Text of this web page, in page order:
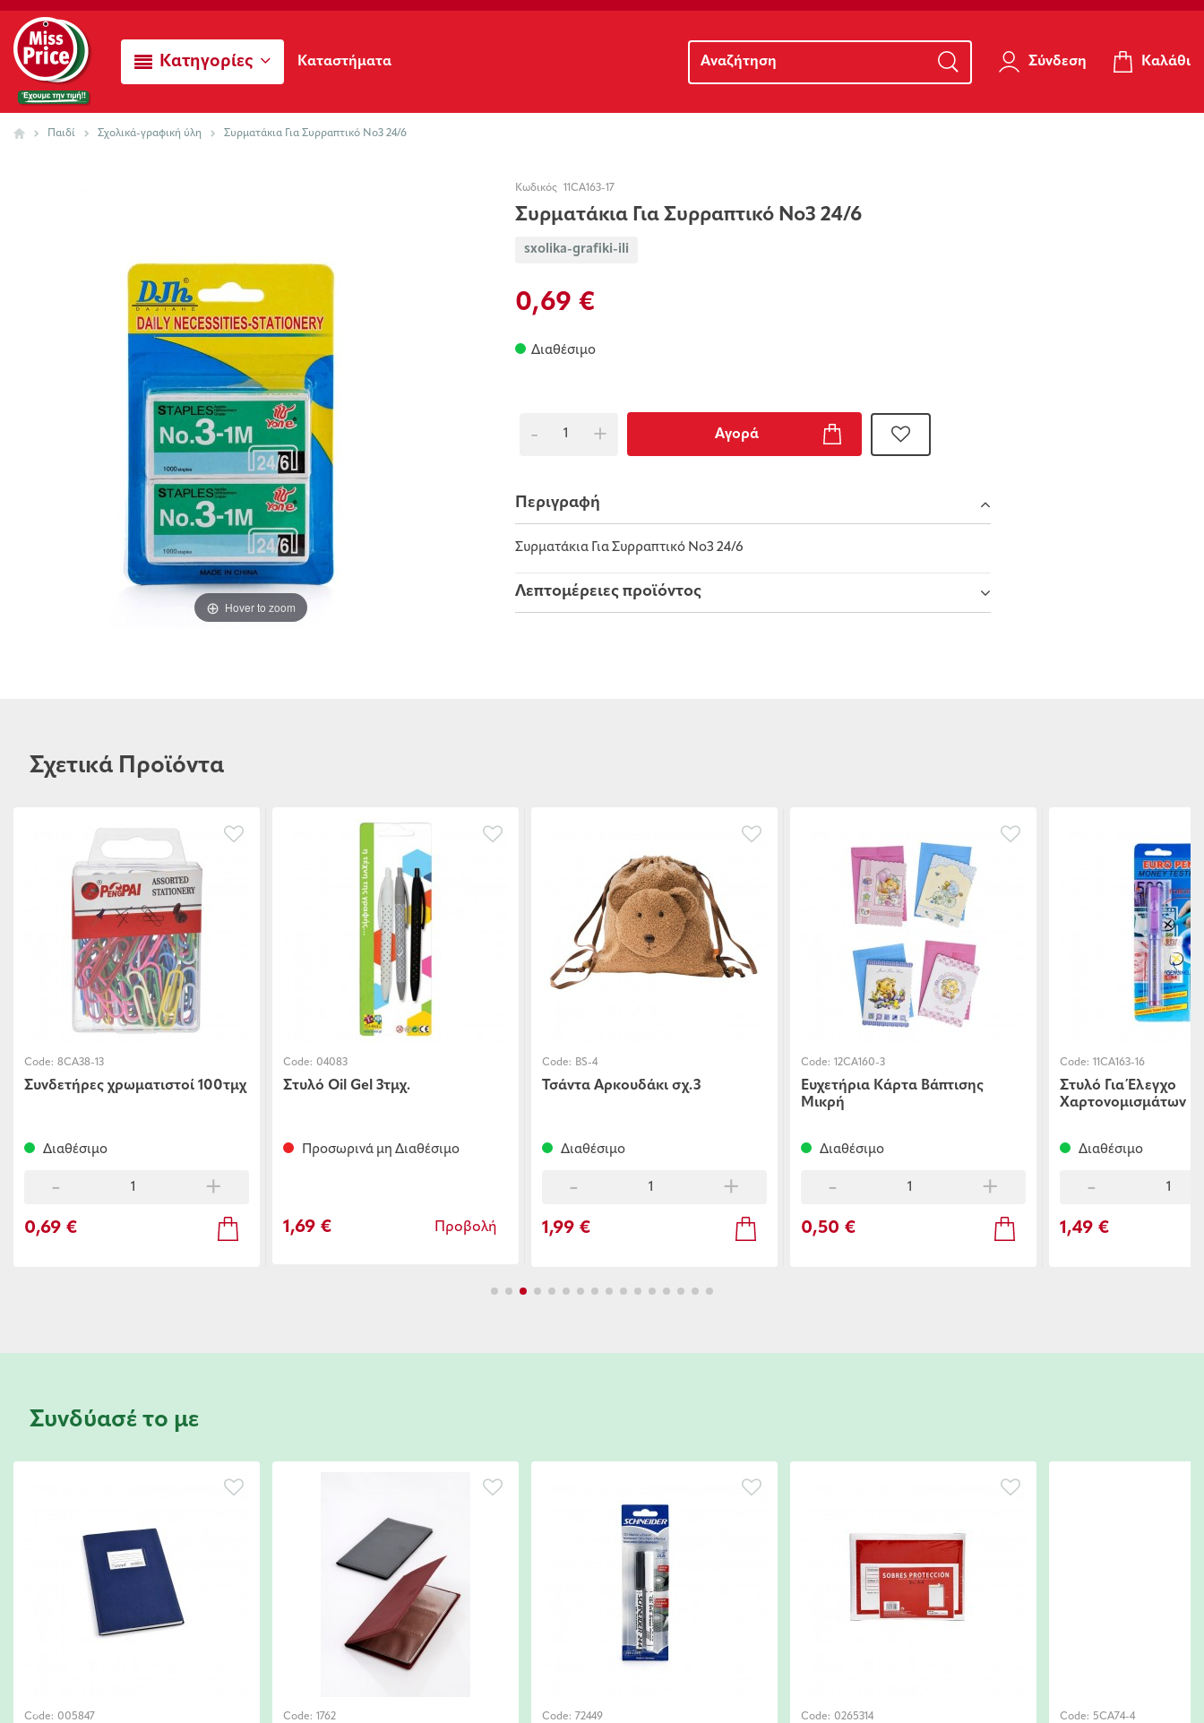
Κατηγορίες Καταστήματα Σύνδεση Καλάθι
Παιδί Σχολικά-γραφική ύλη Συρματάκια Για Συρραπτικό Νο3 24/6
Hover to zoom
Κωδικός 11CA163-17
Συρματάκια Για Συρραπτικό Νο3 24/6
sxolika-grafiki-ili
0,69 €
Διαθέσιμο
- + Αγορά
Περιγραφή
Συρματάκια Για Συρραπτικό Νο3 24/6
Λεπτομέρειες προϊόντος
Σχετικά Προϊόντα
Code: 8CA38-13
Συνδετήρες χρωματιστοί 100τμχ
Διαθέσιμο
- +
0,69 €
Code: 04083
Στυλό Oil Gel 3τμχ.
Προσωρινά μη Διαθέσιμο
1,69 € Προβολή
Code: BS-4
Τσάντα Αρκουδάκι σχ.3
Διαθέσιμο
- +
1,99 €
Code: 12CA160-3
Ευχετήρια Κάρτα Βάπτισης
Μικρή
Διαθέσιμο
- +
0,50 €
Code: 11CA163-16
Στυλό Για Έλεγχο
Χαρτονομισμάτων
Διαθέσιμο
-
1,49 €
Συνδύασέ το με
Code: 005847 Code: 1762 Code: 72449 Code: 0265314